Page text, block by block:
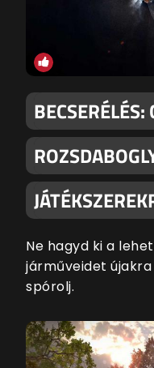
BECSERÉLÉS:
Ne hagyd ki a
járműveidet
spórolj.